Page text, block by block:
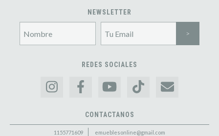
NEWSLETTER
REDES SOCIALES
CONTACTANOS
1155771609 emueblesonline@gmail.com